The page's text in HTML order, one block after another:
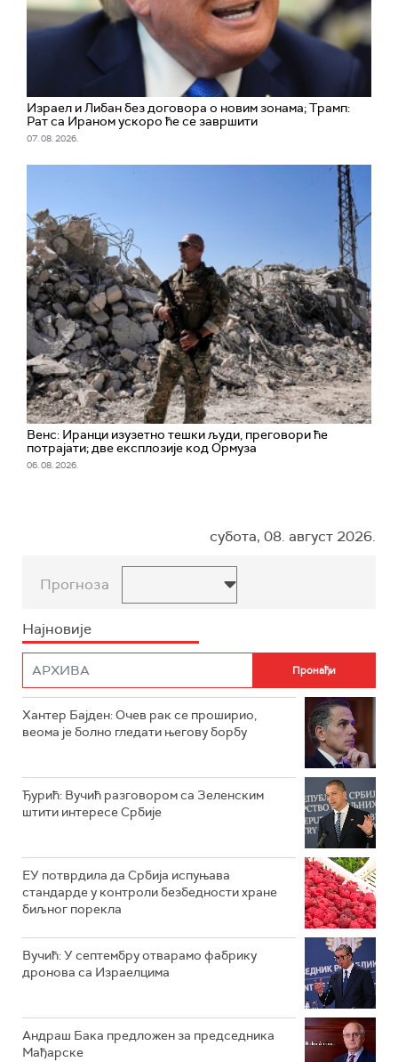
Израел и Либан без договора о новим зонама; Трамп:
Рат са Ираном ускоро ће се завршити
07. 08. 2026.
Венс: Иранци изузетно тешки људи, преговори ће
потрајати; две експлозије код Ормуза
06. 08. 2026.
субота, 08. август 2026.
Прогноза
Најновије
Хантер Бајден: Очев рак се проширио,
веома је болно гледати његову борбу
Ђурић: Вучић разговором са Зеленским
штити интересе Србије
ЕУ потврдила да Србија испуњава
стандарде у контроли безбедности хране
биљног порекла
Вучић: У септембру отварамо фабрику
дронова са Израелцима
Андраш Бакa предложен за председника
Мађарске